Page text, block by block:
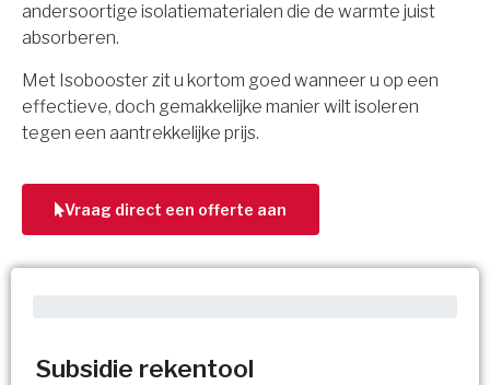
Subsidie rekentool
andersoortige isolatiematerialen die de warmte juist
absorberen.
Met Isobooster zit u kortom goed wanneer u op een
effectieve, doch gemakkelijke manier wilt isoleren
tegen een aantrekkelijke prijs.
Vraag direct een offerte aan